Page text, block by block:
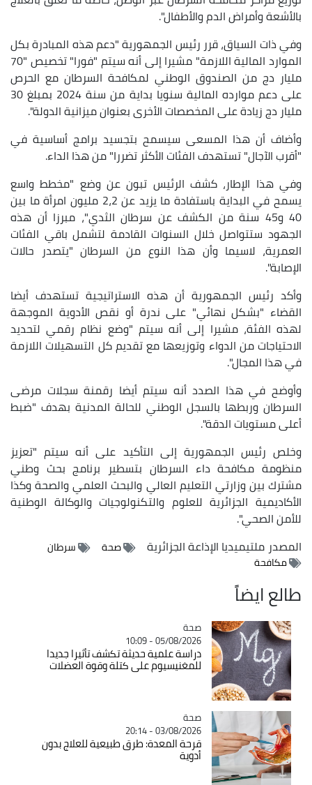
بالأشعة وأمراض الدم والأطفال".
وفي ذات السياق، قرر رئيس الجمهورية "دعم هذه المبادرة بكل
الموارد المالية اللازمة" مشيرا إلى أنه سيتم "فورا" تخصيص "70
مليار دج من الصندوق الوطني لمكافحة السرطان مع الحرص
على دعم موارده المالية سنويا بداية من سنة 2024 بمبلغ 30
مليار دج زيادة على المخصصات الأخرى بعنوان ميزانية الدولة".
وأضاف أن هذا المسعى سيسمح بتجسيد برامج أساسية في
"أقرب الآجال" تستهدف الفئات الأكثر تضررا" من هذا الداء.
وفي هذا الإطار، كشف الرئيس تبون عن وضع "مخطط واسع
يسمح في البداية باستفادة ما يزيد عن 2،2 مليون امرأة ما بين
40 و45 سنة من الكشف عن سرطان الثدي"، مبرزا أن هذه
الجهود ستتواصل خلال السنوات القادمة لتشمل باقي الفئات
العمرية، لاسيما وأن هذا النوع من السرطان "يتصدر حالات
الإصابة".
وأكد رئيس الجمهورية أن هذه الاستراتيجية تستهدف أيضا
القضاء "بشكل نهائي" على ندرة أو نقص الأدوية الموجهة
لهذه الفئة، مشيرا إلى أنه سيتم "وضع نظام رقمي لتحديد
الاحتياجات من الدواء وتوزيعها مع تقديم كل التسهيلات اللازمة
في هذا المجال".
وأوضح في هذا الصدد أنه سيتم أيضا رقمنة سجلات مرضى
السرطان وربطها بالسجل الوطني للحالة المدنية بهدف "ضبط
أعلى مستويات الدقة".
وخلص رئيس الجمهورية إلى التأكيد على أنه سيتم "تعزيز
منظومة مكافحة داء السرطان بتسطير برنامج بحث وطني
مشترك بين وزارتي التعليم العالي والبحث العلمي والصحة وكذا
الأكاديمية الجزائرية للعلوم والتكنولوجيات والوكالة الوطنية
للأمن الصحي".
المصدرملتيميديا الإذاعة الجزائرية صحة
سرطان
مكافحة
طالع ايضاً
Catégorie
صحة
05/08/2026 - 10:09
دراسة علمية حديثة تكشف تأثيرا جديدا
للمغنيسيوم على كتلة وقوة العضلات
Catégorie
صحة
03/08/2026 - 20:14
قرحة المعدة: طرق طبيعية للعلاج بدون
أدوية